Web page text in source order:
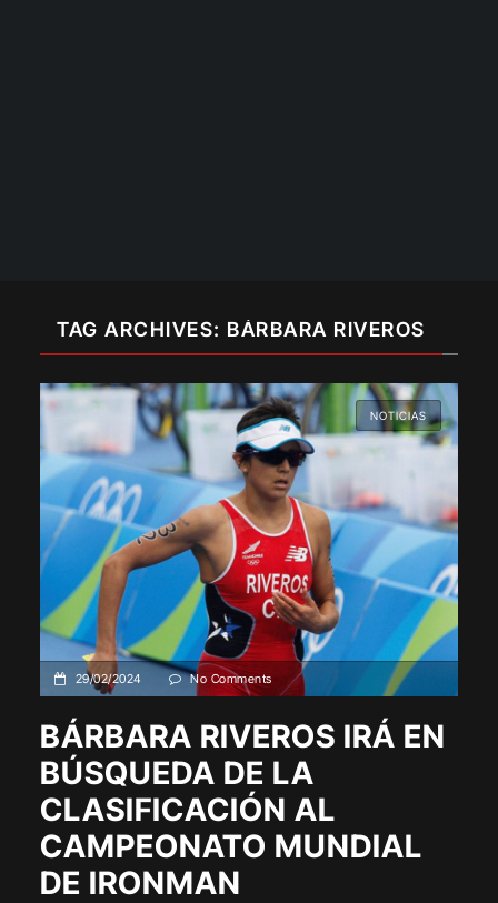
TAG ARCHIVES: BÁRBARA RIVEROS
NOTICIAS
29/02/2024 No Comments
BÁRBARA RIVEROS IRÁ EN
BÚSQUEDA DE LA
CLASIFICACIÓN AL
CAMPEONATO MUNDIAL
DE IRONMAN